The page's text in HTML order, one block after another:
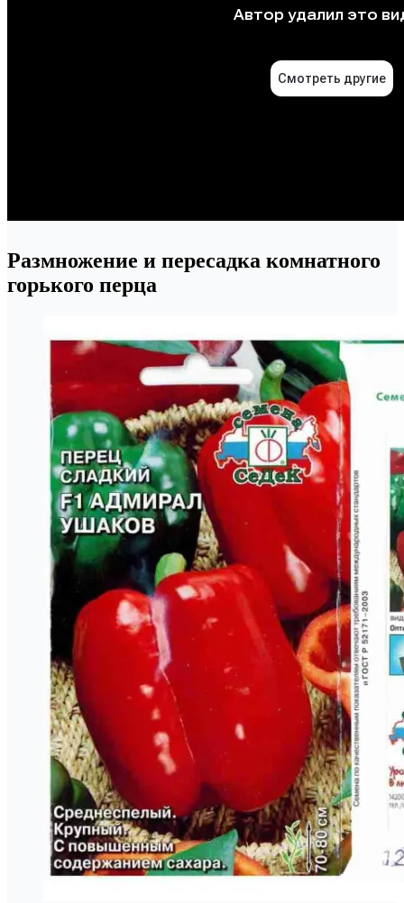
Размножение и пересадка комнатного
горького перца